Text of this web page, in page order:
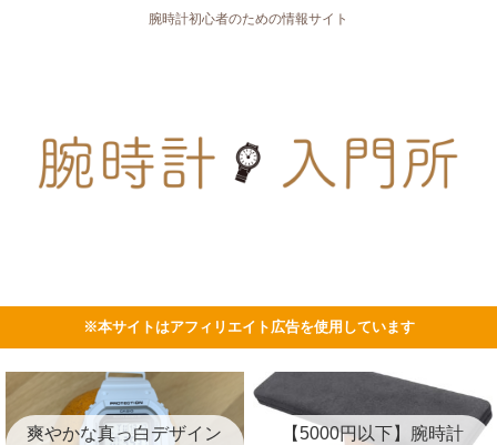
腕時計初心者のための情報サイト
※本サイトはアフィリエイト広告を使用しています
爽やかな真っ白デザイン
【5000円以下】腕時計